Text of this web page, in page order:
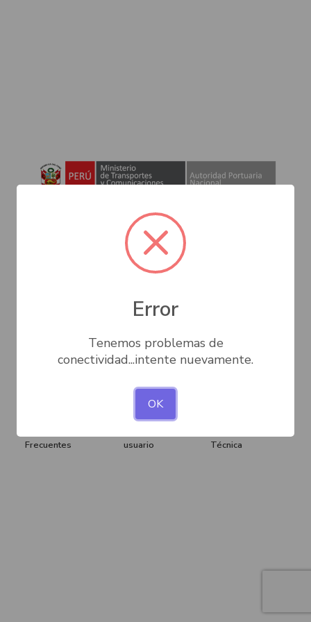
Plataforma Muelle de Capitanes
INGRESAR
Frecuentes
usuario
Técnica
Error
Tenemos problemas de
conectividad...intente nuevamente.
OK